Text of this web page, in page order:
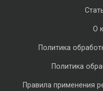
О
Политика
Политика
Правила применения